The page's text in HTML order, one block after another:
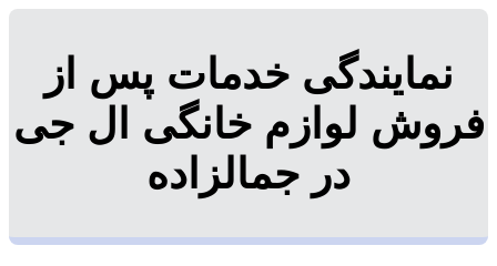
نمایندگی خدمات پس از
فروش لوازم خانگی ال جی
در جمالزاده